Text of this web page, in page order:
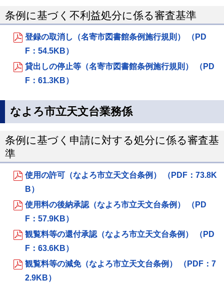
条例に基づく不利益処分に係る審査基準
登録の取消し（名寄市図書館条例施行規則） （PD
F：54.5KB）
貸出しの停止等（名寄市図書館条例施行規則） （PD
F：61.3KB）
なよろ市立天文台業務係
条例に基づく申請に対する処分に係る審査基
準
使用の許可（なよろ市立天文台条例） （PDF：73.8K
B）
使用料の後納承認（なよろ市立天文台条例） （PD
F：57.9KB）
観覧料等の還付承認（なよろ市立天文台条例） （PD
F：63.6KB）
観覧料等の減免（なよろ市立天文台条例） （PDF：7
2.9KB）